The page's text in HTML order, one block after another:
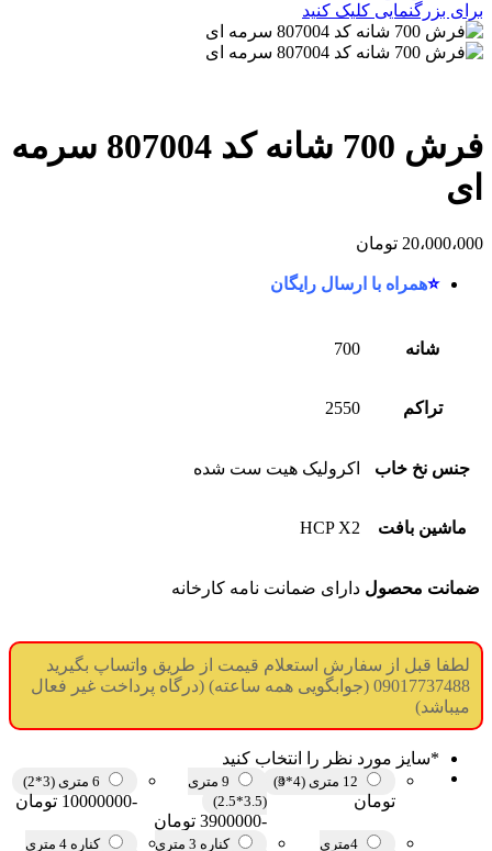
برای بزرگنمایی کلیک کنید
فرش 700 شانه کد 807004 سرمه
ای
20،000،000 تومان
⭐همراه با ارسال رایگان
شانه 700
تراکم 2550
جنس نخ خاب اکرولیک هیت ست شده
ماشین بافت HCP X2
ضمانت محصول دارای ضمانت نامه کارخانه
لطفا قبل از سفارش استعلام قیمت از طریق واتساپ بگیرید
09017737488 (جوابگویی همه ساعته) (درگاه پرداخت غیر فعال
میباشد)
*سایز مورد نظر را انتخاب کنید
12 متری (4*3)
تومان
9 متری
(3.5*2.5)
-3900000 تومان
6 متری (3*2)
-10000000 تومان
4متری کناره 3 متری کناره 4 متری